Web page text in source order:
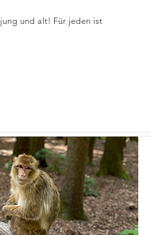
und alt! Für jeden ist